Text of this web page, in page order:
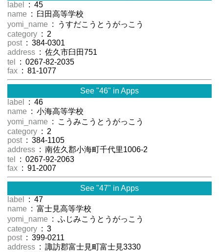
label
: 45
name : 臼田高等学校
yomi_name : うすだこうとうがっこう
category : 2
post : 384-0301
address : 佐久市臼田751
tel
: 0267-82-2035
fax : 81-1077
See "46" in Apps
label
: 46
name : 小海高等学校
yomi_name : こうみこうとうがっこう
category : 2
post : 384-1105
address : 南佐久郡小海町千代里1006-2
tel
: 0267-92-2063
fax : 91-2007
See "47" in Apps
label
: 47
name : 富士見高等学校
yomi_name : ふじみこうとうがっこう
category : 3
post : 399-0211
address : 諏訪郡富士見町富士見3330